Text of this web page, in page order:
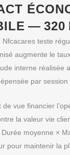
— 320
Nfcacares teste
augmente le
interne réalisée
par
de vue financier
la valeur vie
Durée moyenne ×
pour maintenir la